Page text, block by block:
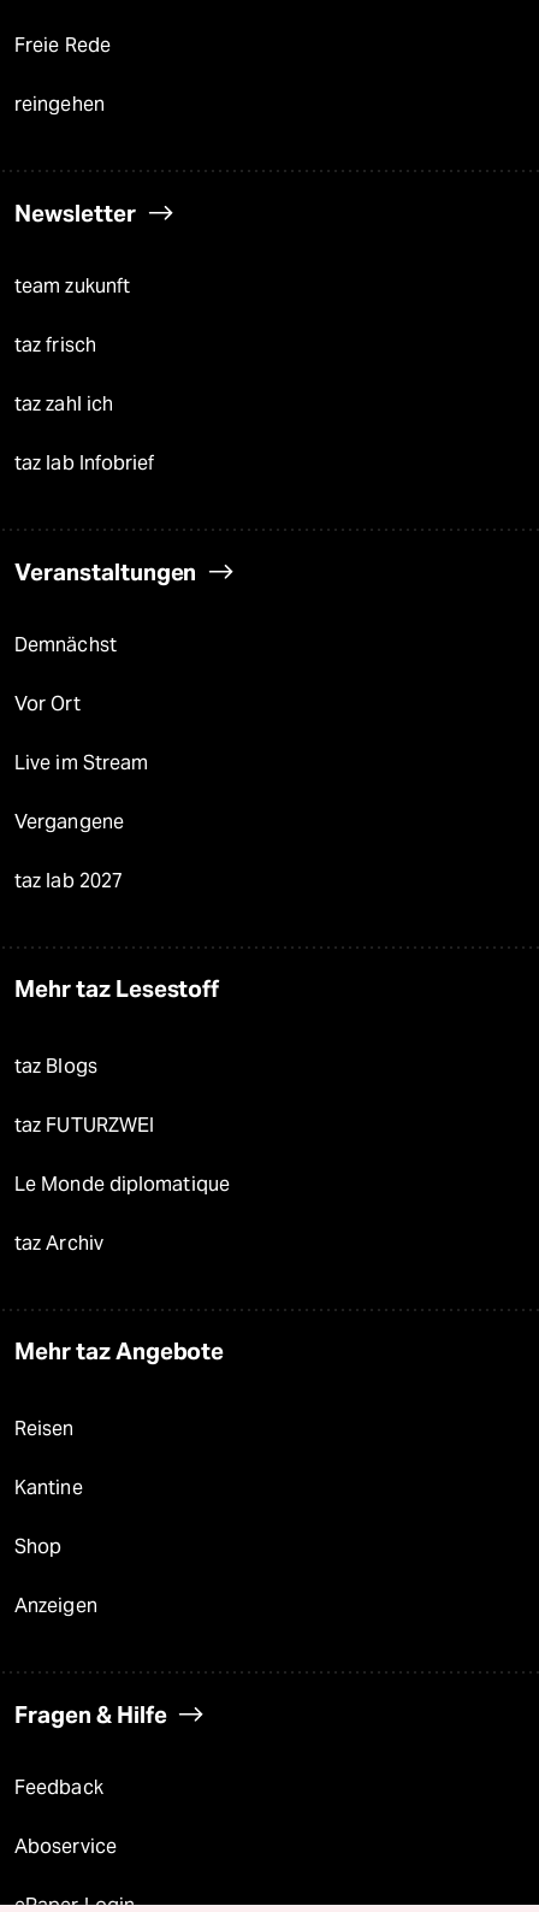
Freie Rede
reingehen
Newsletter
team zukunft
taz frisch
taz zahl ich
taz lab Infobrief
Veranstaltungen
Demnächst
Vor Ort
Live im Stream
Vergangene
taz lab 2027
Mehr taz Lesestoff
taz Blogs
taz FUTURZWEI
Le Monde diplomatique
taz Archiv
Mehr taz Angebote
Reisen
Kantine
Shop
Anzeigen
Fragen & Hilfe
Feedback
Aboservice
ePaper Login